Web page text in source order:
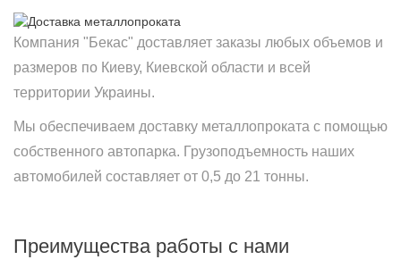
Компания "Бекас" доставляет заказы любых объемов и
размеров по Киеву, Киевской области и всей
территории Украины.
Мы обеспечиваем доставку металлопроката с помощью
собственного автопарка. Грузоподъемность наших
автомобилей составляет от 0,5 до 21 тонны.
Преимущества работы с нами